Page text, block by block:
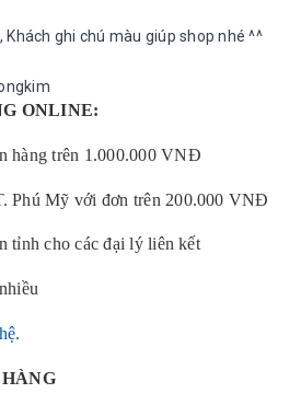
Khách ghi chú màu giúp shop nhé ^^
ONLINE:
hàng trên 1.000.000 VNĐ
Phú Mỹ với đơn trên 200.000 VNĐ
tỉnh cho các đại lý liên kết